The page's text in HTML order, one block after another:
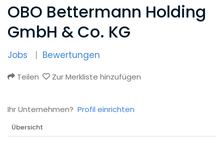
OBO Bettermann Holding
GmbH & Co. KG
Jobs Bewertungen
Teilen Zur Merkliste hinzufügen
Ihr Unternehmen? Profil einrichten
Übersicht